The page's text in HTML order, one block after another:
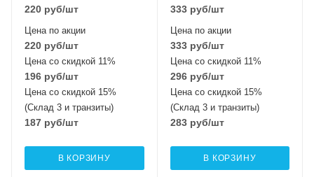
220 руб/шт
Цена по акции
220 руб/шт
Цена со скидкой 11%
196 руб/шт
Цена со скидкой 15%
(Склад 3 и транзиты)
187 руб/шт
В КОРЗИНУ
333руб/шт
Цена по акции
333руб/шт
Цена со скидкой 11%
296руб/шт
Цена со скидкой 15%
(Склад 3 и транзиты)
283руб/шт
В КОРЗИНУ